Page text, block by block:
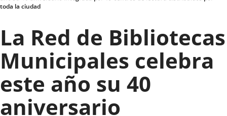
de
Valladolid
toda la ciudad
La Red de Bibliotecas
Municipales celebra
este año su 40
aniversario